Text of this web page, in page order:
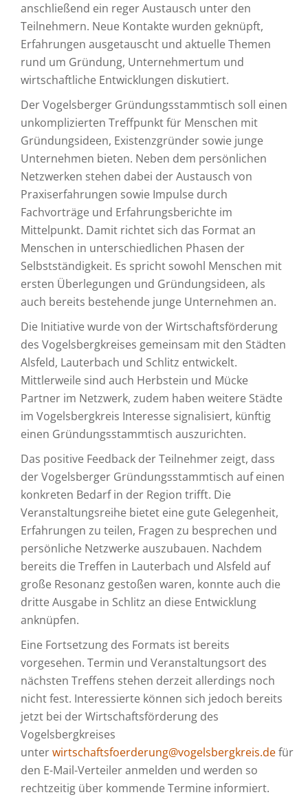
anschließend ein reger Austausch unter den
Teilnehmern. Neue Kontakte wurden geknüpft,
Erfahrungen ausgetauscht und aktuelle Themen
rund um Gründung, Unternehmertum und
wirtschaftliche Entwicklungen diskutiert.
Der Vogelsberger Gründungsstammtisch soll einen
unkomplizierten Treffpunkt für Menschen mit
Gründungsideen, Existenzgründer sowie junge
Unternehmen bieten. Neben dem persönlichen
Netzwerken stehen dabei der Austausch von
Praxiserfahrungen sowie Impulse durch
Fachvorträge und Erfahrungsberichte im
Mittelpunkt. Damit richtet sich das Format an
Menschen in unterschiedlichen Phasen der
Selbstständigkeit. Es spricht sowohl Menschen mit
ersten Überlegungen und Gründungsideen, als
auch bereits bestehende junge Unternehmen an.
Die Initiative wurde von der Wirtschaftsförderung
des Vogelsbergkreises gemeinsam mit den Städten
Alsfeld, Lauterbach und Schlitz entwickelt.
Mittlerweile sind auch Herbstein und Mücke
Partner im Netzwerk, zudem haben weitere Städte
im Vogelsbergkreis Interesse signalisiert, künftig
einen Gründungsstammtisch auszurichten.
Das positive Feedback der Teilnehmer zeigt, dass
der Vogelsberger Gründungsstammtisch auf einen
konkreten Bedarf in der Region trifft. Die
Veranstaltungsreihe bietet eine gute Gelegenheit,
Erfahrungen zu teilen, Fragen zu besprechen und
persönliche Netzwerke auszubauen. Nachdem
bereits die Treffen in Lauterbach und Alsfeld auf
große Resonanz gestoßen waren, konnte auch die
dritte Ausgabe in Schlitz an diese Entwicklung
anknüpfen.
Eine Fortsetzung des Formats ist bereits
vorgesehen. Termin und Veranstaltungsort des
nächsten Treffens stehen derzeit allerdings noch
nicht fest. Interessierte können sich jedoch bereits
jetzt bei der Wirtschaftsförderung des
Vogelsbergkreises
unterwirtschaftsfoerderung@vogelsbergkreis.defür
den E-Mail-Verteiler anmelden und werden so
rechtzeitig über kommende Termine informiert.